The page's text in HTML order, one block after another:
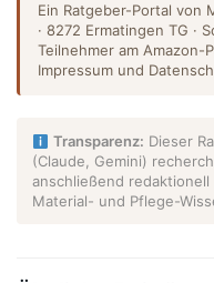
Ein Ratgeber-Portal von
· 8272 Ermatingen TG ·
Teilnehmer am Amazon-
Impressum und
Transparenz: Dieser
(Claude, Gemini)
anschließend
Material- und Pflege-